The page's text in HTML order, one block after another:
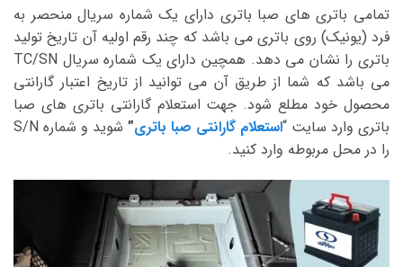
تمامی باتری های صبا باتری دارای یک شماره سریال منحصر به
فرد (یونیک) روی باتری می باشد که چند رقم اولیه آن تاریخ تولید
باتری را نشان می دهد. همچین دارای یک شماره سریال TC/SN
می باشد که شما از طریق آن می توانید از تاریخ اعتبار گارانتی
محصول خود مطلع شود. جهت استعلام گارانتی باتری های صبا
باتری وارد سایت “استعلام گارانتی صبا باتری”
شوید و شماره S/N
را در محل مربوطه وارد کنید.